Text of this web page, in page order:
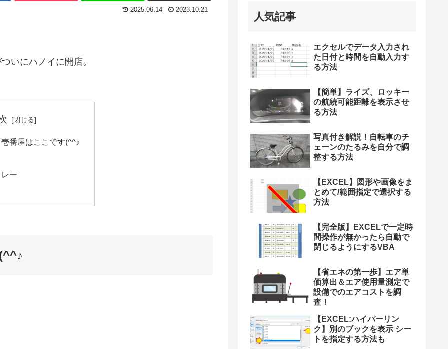
2025.06.14 2023.10.21
いにハノイに開店。
番屋はここです(^^♪
ー
人気記事
エクセルでデータ入力され
た日付と時間を自動入力す
る方法
【簡単】ライズ、ロッキー
の航続可能距離を表示させ
る方法
写真付き解説！自転車のチ
ェーンのたるみを自分で調
整する方法
【EXCEL】図形や画像をま
とめて/範囲指定で選択する
方法
【完全版】EXCELで一定時
間操作が無かったら自動で
閉じるようにするVBA
【省エネの第一歩】エア単
価算出＆エア使用量測定で
設備でのエアコストを調
査！
【EXCEL:ハイパーリン
ク】別のブックを表示 シー
トを指定する方法も